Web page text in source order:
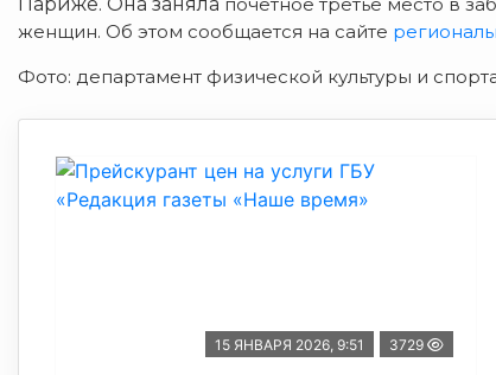
женщин. Об этом сообщается на сайте
Фото: департамент физической культуры и
15 ЯНВАРЯ 2026, 9:51 3729